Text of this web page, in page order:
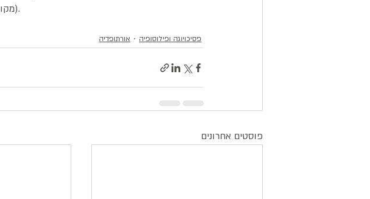
* Taittiriya Upanishad. (מקור ודי עתיק למודל חמש המעטפות).
פסיכויוגה ופילוסופיה
אורתופדיה
פוסטים אחרונים